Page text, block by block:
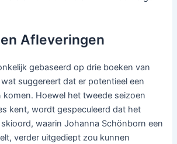
Afleveringen
gebaseerd op drie boeken van
suggereert dat er potentieel een
komen. Hoewel het tweede seizoen
kent, wordt gespeculeerd dat het
waarin Johanna Schönborn een
verder uitgediept zou kunnen